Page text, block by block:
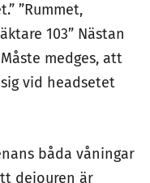
”Rummet,
103” Nästan
medges, att
vid headsetet
båda våningar
dejouren är